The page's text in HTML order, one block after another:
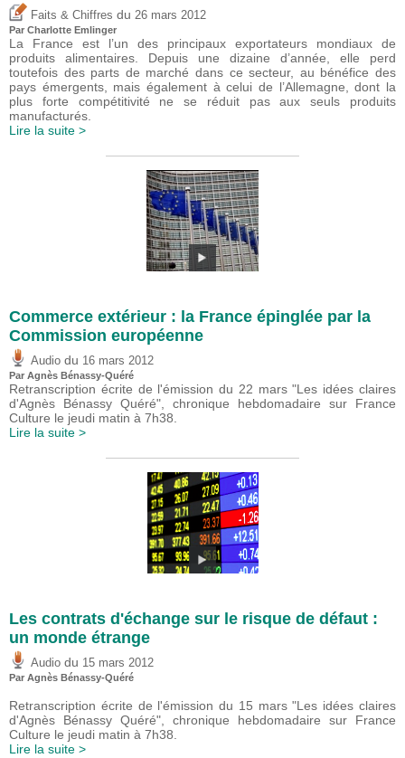
Faits & Chiffres du 26 mars 2012
Par Charlotte Emlinger
La France est l’un des principaux exportateurs mondiaux de
produits alimentaires. Depuis une dizaine d’année, elle perd
toutefois des parts de marché dans ce secteur, au bénéfice des
pays émergents, mais également à celui de l’Allemagne, dont la
plus forte compétitivité ne se réduit pas aux seuls produits
manufacturés.
Lire la suite >
Commerce extérieur : la France épinglée par la
Commission européenne
Audio du 16 mars 2012
Par Agnès Bénassy-Quéré
Retranscription écrite de l'émission du 22 mars "Les idées claires
d'Agnès Bénassy Quéré", chronique hebdomadaire sur France
Culture le jeudi matin à 7h38.
Lire la suite >
Les contrats d'échange sur le risque de défaut :
un monde étrange
Audio du 15 mars 2012
Par Agnès Bénassy-Quéré
Retranscription écrite de l'émission du 15 mars "Les idées claires
d'Agnès Bénassy Quéré", chronique hebdomadaire sur France
Culture le jeudi matin à 7h38.
Lire la suite >